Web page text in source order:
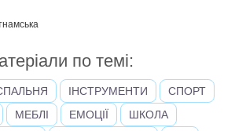
по темі:
ІНСТРУМЕНТИ
СПОРТ
МЕБЛІ ЕМОЦІЇ
ШКОЛА